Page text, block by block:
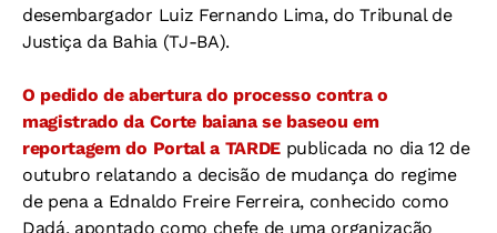
desembargador Luiz Fernando Lima, do Tribunal de
Justiça da Bahia (TJ-BA).
O pedido de abertura do processo contra o
magistrado da Corte baiana se baseou em
reportagem do Portal a TARDE publicada no dia 12 de
outubro relatando a decisão de mudança do regime
de pena a Ednaldo Freire Ferreira, conhecido como
Dadá, apontado como chefe de uma organização